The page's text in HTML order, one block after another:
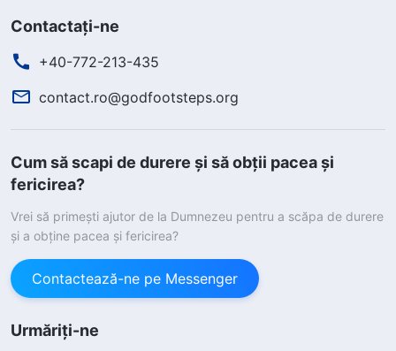
Contactați-ne
+40-772-213-435
contact.ro@godfootsteps.org
Cum să scapi de durere și să obții pacea și
fericirea?
Vrei să primești ajutor de la Dumnezeu pentru a scăpa de durere
și a obține pacea și fericirea?
Contactează-ne pe Messenger
Urmăriți-ne